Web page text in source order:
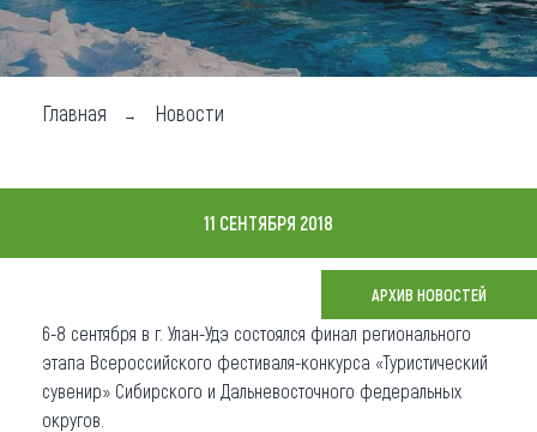
Где побывать
Чем заняться
Карта
Что привезти (сувениры)
О регионе
Главная Новости
11 СЕНТЯБРЯ 2018
АРХИВ НОВОСТЕЙ
6-8 сентября в г. Улан-Удэ состоялся финал регионального
этапа Всероссийского фестиваля-конкурса «Туристический
сувенир» Сибирского и Дальневосточного федеральных
округов.